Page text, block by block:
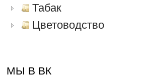
Табак
Цветоводство
МЫ В ВК